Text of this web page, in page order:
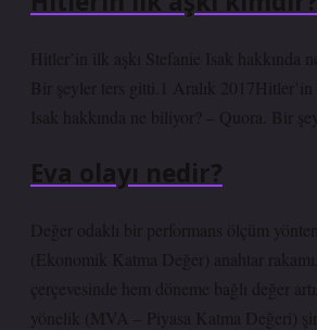
Hitler’in ilk aşkı Stefanie Isak hakkında
Bir şeyler ters gitti.1 Aralık 2017Hitler’in
Isak hakkında ne biliyor? – Quora. Bir
Eva olayı nedir?
Değer odaklı bir performans ölçüm
(Ekonomik Katma Değer) anahtar
çerçevesinde hem döneme bağlı değer
yönelik (MVA – Piyasa Katma Değeri)